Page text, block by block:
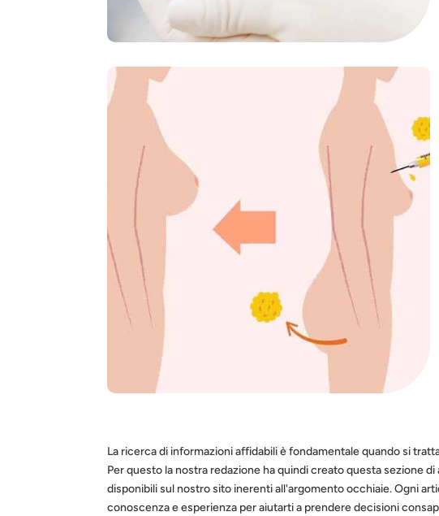
La ricerca di informazioni affidabili è fondamentale quando si
Per questo la nostra redazione ha quindi creato questa sezione
disponibili sul nostro sito inerenti all'argomento occhiaie. Ogni
conoscenza e esperienza per aiutarti a prendere decisioni